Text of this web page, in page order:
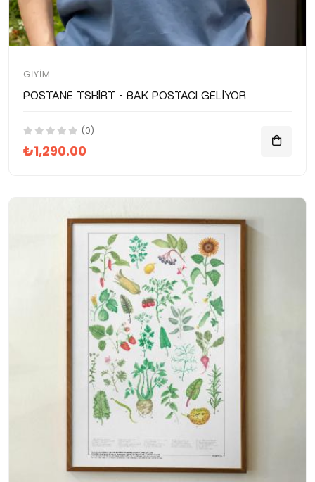
GIYIM
Postane Tshirt - Bak Postacı Geliyor
(0)
₺1,290.00